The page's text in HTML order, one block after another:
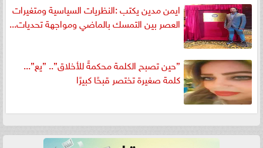
ايمن مدين يكتب :النظريات السياسية ومتغيرات
العصر بين التمسك بالماضي ومواجهة تحديات...
”حين تصبح الكلمة محكمةً للأخلاق”.. ”يع”...
كلمة صغيرة تختصر قبحًا كبيرًا